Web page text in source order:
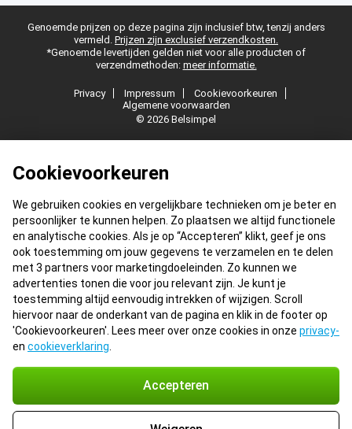
Cookievoorkeuren
We gebruiken cookies en vergelijkbare technieken om je beter en
persoonlijker te kunnen helpen. Zo plaatsen we altijd functionele
en analytische cookies. Als je op “Accepteren” klikt, geef je ons
ook toestemming om jouw gegevens te verzamelen en te delen
met 3 partners voor marketingdoeleinden. Zo kunnen we
advertenties tonen die voor jou relevant zijn. Je kunt je
toestemming altijd eenvoudig intrekken of wijzigen. Scroll
hiervoor naar de onderkant van de pagina en klik in de footer op
'Cookievoorkeuren'. Lees meer over onze cookies in onze privacy-
en cookieverklaring
Accepteren
Genoemde prijzen op deze pagina zijn inclusief btw, tenzij anders
vermeld. Prijzen zijn exclusief verzendkosten.
*Genoemde levertijden gelden niet voor alle producten of
verzendmethoden: meer informatie.
Privacy Impressum
Cookievoorkeuren
Algemene voorwaarden
© 2026 Belsimpel